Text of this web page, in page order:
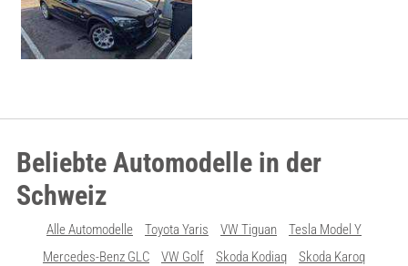
Beliebte Automodelle in der
Schweiz
Alle Automodelle Toyota Yaris VW Tiguan
Tesla Model Y
Mercedes-Benz GLC
VW Golf Skoda Kodiaq
Skoda Karoq